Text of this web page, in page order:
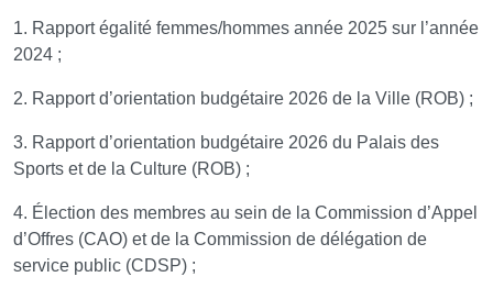
1. Rapport égalité femmes/hommes année 2025 sur l’année
2024 ;
2. Rapport d’orientation budgétaire 2026 de la Ville (ROB) ;
3. Rapport d’orientation budgétaire 2026 du Palais des
Sports et de la Culture (ROB) ;
4. Élection des membres au sein de la Commission d’Appel
d’Offres (CAO) et de la Commission de délégation de
service public (CDSP) ;